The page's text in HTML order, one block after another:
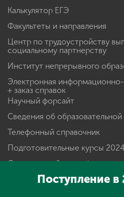
Калькулятор ЕГЭ
Факультеты и направления
Центр по трудоустройству
социальному партнерству
Институт непрерывного
Электронная информационно-
+ заказ справок
Научный форсайт
Сведения об образовательной
Телефонный справочник
Подготовительные курсы
Студенческий
Инженерные классы
Поступление в